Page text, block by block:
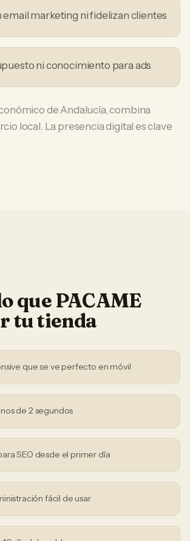
email marketing ni fidelizan clientes
ni conocimiento para ads
de Andalucía, combina
local. La presencia digital es clave
que PACAME
tutienda
que se ve perfecto en móvil
de 2 segundos
SEO desde el primer día
fácil de usar